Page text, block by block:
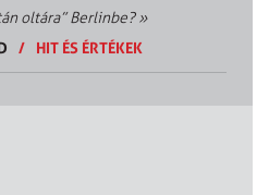
oltára” Berlinbe?»
/ HIT ÉS ÉRTÉKEK